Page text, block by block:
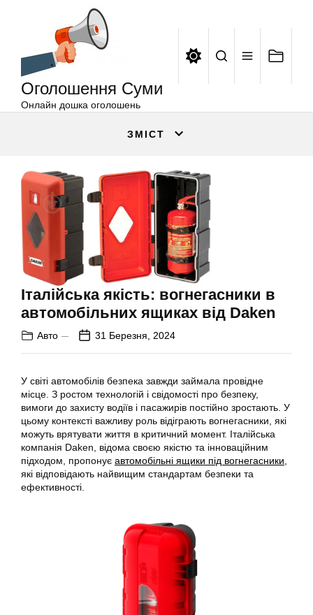
Оголошення Суми
Онлайн дошка оголошень
ЗМІСТ
Італійська якість: вогнегасники в
автомобільних ящиках від Daken
Авто 31 Березня, 2024
У світі автомобілів безпека завжди займала провідне
місце. З ростом технологій і свідомості про безпеку,
вимоги до захисту водіїв і пасажирів постійно зростають. У
цьому контексті важливу роль відіграють вогнегасники, які
можуть врятувати життя в критичний момент. Італійська
компанія Daken, відома своєю якістю та інноваційним
підходом, пропонує автомобільні ящики під вогнегасники
які відповідають найвищим стандартам безпеки та
ефективності.